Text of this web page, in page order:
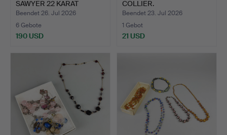
SAWYER 22 KARAT
VERGOLDE…
Beendet 26. Jul 2026
6 Gebote
190 USD
COLLIER.
Beendet 23. Jul 2026
1 Gebot
21 USD